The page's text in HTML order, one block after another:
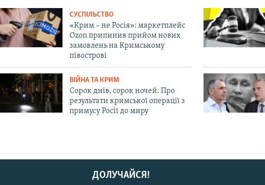
СУСПІЛЬСТВО
«Крим – не Росія»: маркетплейс
Ozon припинив прийом нових
замовлень на Кримському
півострові
ВІЙНА ТА КРИМ
Сорок днів, сорок ночей. Про
результати кримської операції з
примусу Росії до миру
ДОЛУЧАЙСЯ!